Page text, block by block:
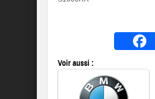
Voir aussi :